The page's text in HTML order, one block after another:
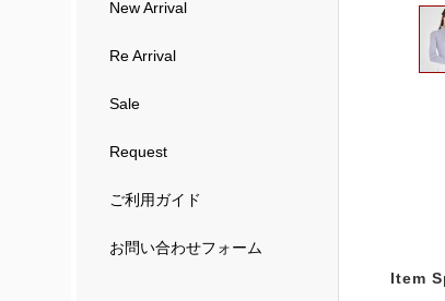
New Arrival
Re Arrival
Sale
Request
ご利用ガイド
お問い合わせフォーム
Item